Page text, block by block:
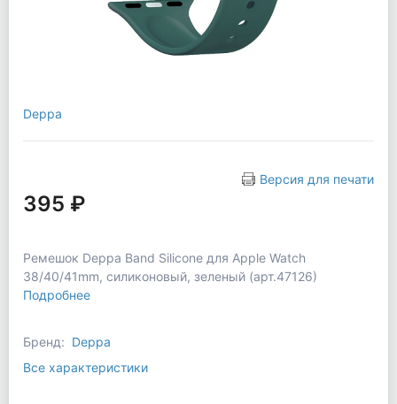
Deppa
Версия для печати
395 ₽
Ремешок Deppa Band Silicone для Apple Watch
38/40/41mm, силиконовый, зеленый (арт.47126)
Подробнее
Бренд: Deppa
Все характеристики